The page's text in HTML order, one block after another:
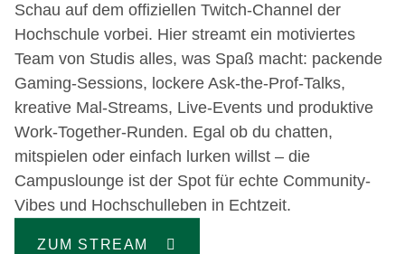
Schau auf dem offiziellen Twitch-Channel der
Hochschule vorbei. Hier streamt ein motiviertes
Team von Studis alles, was Spaß macht: packende
Gaming-Sessions, lockere Ask-the-Prof-Talks,
kreative Mal-Streams, Live-Events und produktive
Work-Together-Runden. Egal ob du chatten,
mitspielen oder einfach lurken willst – die
Campuslounge ist der Spot für echte Community-
Vibes und Hochschulleben in Echtzeit.
ZUM STREAM